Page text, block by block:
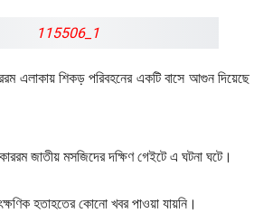
এলাকায় শিকড় পরিবহনের একটি বাসে আগুন দিয়েছে
জাতীয় মসজিদের দক্ষিণ গেইটে এ ঘটনা ঘটে।
হতাহতের কোনো খবর পাওয়া যায়নি।